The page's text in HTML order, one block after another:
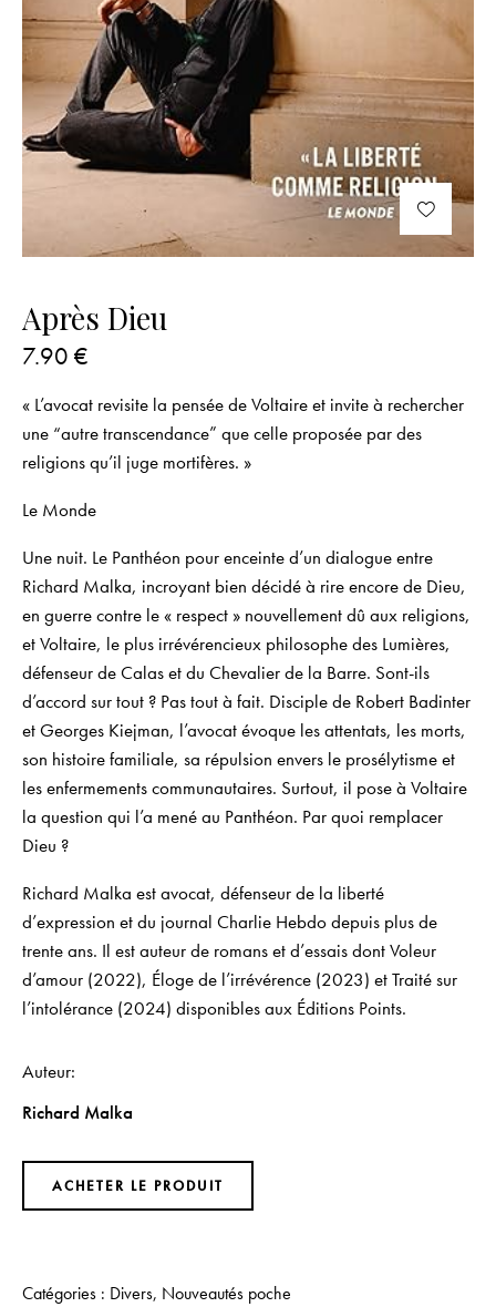
Après Dieu
7.90 €
« L’avocat revisite la pensée de Voltaire et invite à rechercher
une “autre transcendance” que celle proposée par des
religions qu’il juge mortifères. »
Le Monde
Une nuit. Le Panthéon pour enceinte d’un dialogue entre
Richard Malka, incroyant bien décidé à rire encore de Dieu,
en guerre contre le « respect » nouvellement dû aux religions,
et Voltaire, le plus irrévérencieux philosophe des Lumières,
défenseur de Calas et du Chevalier de la Barre. Sont-ils
d’accord sur tout ? Pas tout à fait. Disciple de Robert Badinter
et Georges Kiejman, l’avocat évoque les attentats, les morts,
son histoire familiale, sa répulsion envers le prosélytisme et
les enfermements communautaires. Surtout, il pose à Voltaire
la question qui l’a mené au Panthéon. Par quoi remplacer
Dieu ?
Richard Malka est avocat, défenseur de la liberté
d’expression et du journal Charlie Hebdodepuis plus de
trente ans. Il est auteur de romans et d’essais dontVoleur
d’amour (2022), Éloge de l’irrévérence (2023) etTraité sur
l’intolérance (2024) disponibles aux Éditions Points.
Auteur
Richard Malka
ACHETER LE PRODUIT
Catégories : Divers, Nouveautés poche